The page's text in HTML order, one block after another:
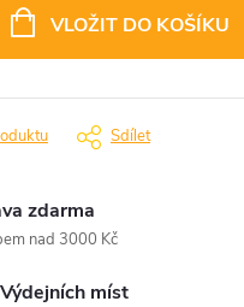
VLOŽIT DO KOŠÍKU
Sdílet
zdarma
nad 3000 Kč
míst